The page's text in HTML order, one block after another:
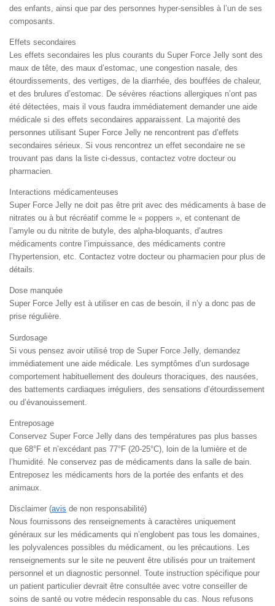
des enfants, ainsi que par des personnes hyper-sensibles à l’un de ses
composants.
Effets secondaires
Les effets secondaires les plus courants du Super Force Jelly sont des
maux de tête, des maux d’estomac, une congestion nasale, des
étourdissements, des vertiges, de la diarrhée, des bouffées de chaleur,
et des brulures d’estomac. De sévères réactions allergiques n’ont pas
été détectées, mais il vous faudra immédiatement demander une aide
médicale si des effets secondaires apparaissent. La majorité des
personnes utilisant Super Force Jelly ne rencontrent pas d’effets
secondaires sérieux. Si vous rencontrez un effet secondaire ne se
trouvant pas dans la liste ci-dessus, contactez votre docteur ou
pharmacien.
Interactions médicamenteuses
Super Force Jelly ne doit pas être prit avec des médicaments à base de
nitrates ou à but récréatif comme le « poppers », et contenant de
l’amyle ou du nitrite de butyle, des alpha-bloquants, d’autres
médicaments contre l’impuissance, des médicaments contre
l’hypertension, etc. Contactez votre docteur ou pharmacien pour plus de
détails.
Dose manquée
Super Force Jelly est à utiliser en cas de besoin, il n’y a donc pas de
prise régulière.
Surdosage
Si vous pensez avoir utilisé trop de Super Force Jelly, demandez
immédiatement une aide médicale. Les symptômes d’un surdosage
comportement habituellement des douleurs thoraciques, des nausées,
des battements cardiaques irréguliers, des sensations d’étourdissement
ou d’évanouissement.
Entreposage
Conservez Super Force Jelly dans des températures pas plus basses
que 68°F et n’excédant pas 77°F (20-25°C), loin de la lumière et de
l’humidité. Ne conservez pas de médicaments dans la salle de bain.
Entreposez les médicaments hors de la portée des enfants et des
animaux.
Disclaimer (avis de non responsabilité)
Nous fournissons des renseignements à caractères uniquement
généraux sur les médicaments qui n’englobent pas tous les domaines,
les polyvalences possibles du médicament, ou les précautions. Les
renseignements sur le site ne peuvent être utilisés pour un traitement
personnel et un diagnostic personnel. Toute instruction spécifique pour
un patient particulier devrait être consultée avec votre conseiller de
soins de santé ou votre médecin responsable du cas. Nous refusons